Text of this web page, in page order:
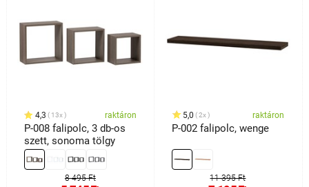
4,3 13x raktáron
P-008 falipolc, 3 db-os
szett, sonoma tölgy
8 495 Ft
5,0 2x raktáron
P-002 falipolc, wenge
11 395 Ft